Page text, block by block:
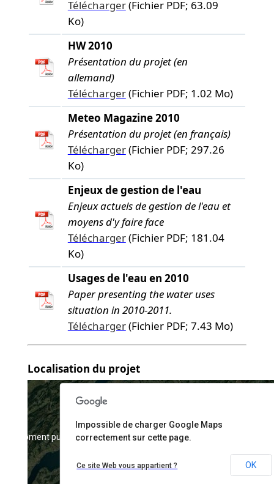
Télécharger(Fichier PDF; 63.09
Ko)
HW 2010
Présentation du projet (en
allemand)
Télécharger(Fichier PDF; 1.02 Mo)
Meteo Magazine 2010
Présentation du projet (en français)
Télécharger(Fichier PDF; 297.26
Ko)
Enjeux de gestion de l'eau
Enjeux actuels de gestion de l'eau et
moyens d'y faire face
Télécharger(Fichier PDF; 181.04
Ko)
Usages de l'eau en 2010
Paper presenting the water uses
situation in 2010-2011.
Télécharger(Fichier PDF; 7.43 Mo)
Localisation du projet
For development purposes only
purposes only
Impossible de charger Google Maps
correctement sur cette page.
Ce site Web vous appartient ? OK